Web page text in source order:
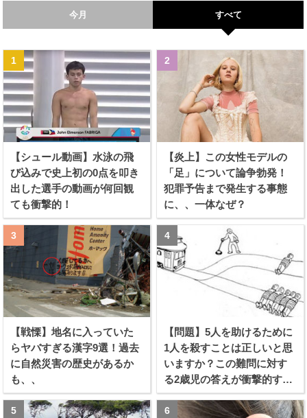
今月 すべて
【シュール動画】水泳の飛
び込みで史上初の0点を叩き
出した選手の動画が何回観
ても衝撃的！
【炎上】この女性モデルの
「足」について論争勃発！
犯罪予告まで発生する事態
に、、一体なぜ？
【戦慄】地名に入っていた
らヤバすぎる漢字9選！過去
に自然災害の歴史があるか
も、、
【問題】5人を助けるために
1人を殺すことは正しいと思
いますか？この難問に対す
る2歳児の答えが衝撃的すぎ
る！！